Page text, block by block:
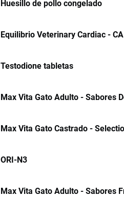
Huesillo de pollo congelado
Equilibrio Veterinary Cardiac -
Testodione tabletas
Max Vita Gato Adulto - Sabores
Max Vita Gato Castrado -
ORI-N3
Max Vita Gato Adulto - Sabores